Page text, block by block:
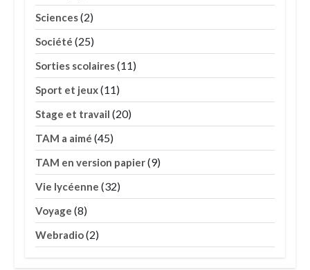
Sciences(2)
Société (25)
Sorties scolaires(11)
Sport et jeux(11)
Stage et travail (20)
TAM a aimé (45)
TAM en version papier(9)
Vie lycéenne (32)
Voyage (8)
Webradio(2)